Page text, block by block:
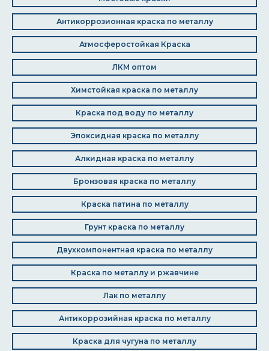
Антикоррозионная краска по металлу
Атмосферостойкая Краска
ЛКМ оптом
Химстойкая краска по металлу
Краска под воду по металлу
Эпоксидная краска по металлу
Алкидная краска по металлу
Бронзовая краска по металлу
Краска патина по металлу
Грунт краска по металлу
Двухкомпонентная краска по металлу
Краска по металлу и ржавчине
Лак по металлу
Антикоррозийная краска по металлу
Краска для чугуна по металлу